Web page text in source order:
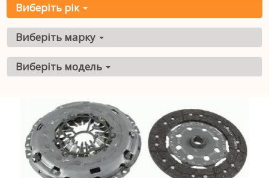
Виберіть рік
Виберіть марку
Виберіть модель